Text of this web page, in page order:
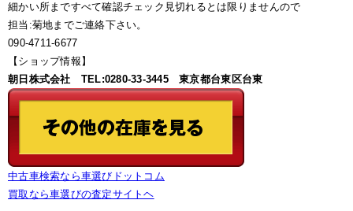
細かい所まですべて確認チェック見切れるとは限りませんので
担当:菊地までご連絡下さい。
090-4711-6677
【ショップ情報】
朝日株式会社 TEL:0280-33-3445 東京都台東区台東
中古車検索なら車選びドットコム
買取なら車選びの査定サイトヘ